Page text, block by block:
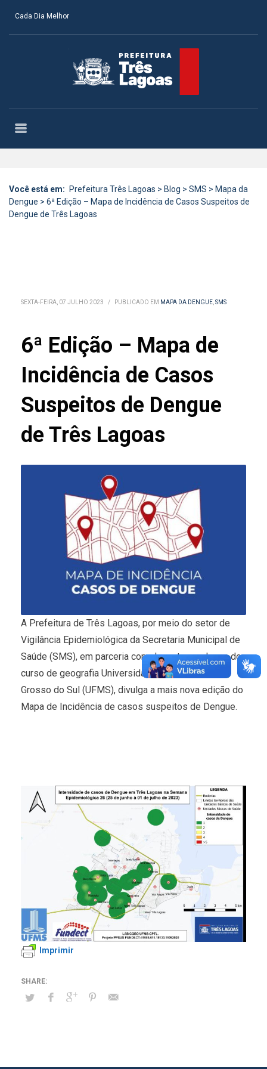
Cada Dia Melhor
Você está em: Prefeitura Três Lagoas > Blog > SMS > Mapa da
Dengue > 6ª Edição – Mapa de Incidência de Casos Suspeitos de
Dengue de Três Lagoas
SEXTA-FEIRA, 07 JULHO 2023 / PUBLICADO EM MAPA DA DENGUE,SMS
6ª Edição – Mapa de
Incidência de Casos
Suspeitos de Dengue
de Três Lagoas
A Prefeitura de Três Lagoas, por meio do setor de
Vigilância Epidemiológica da Secretaria Municipal de
Saúde (SMS), em parceria com docentes e alunos do
curso de geografia Universidade Federal de Mato
Grosso do Sul (UFMS), divulga a mais nova edição do
Mapa de Incidência de casos suspeitos de Dengue.
Imprimir